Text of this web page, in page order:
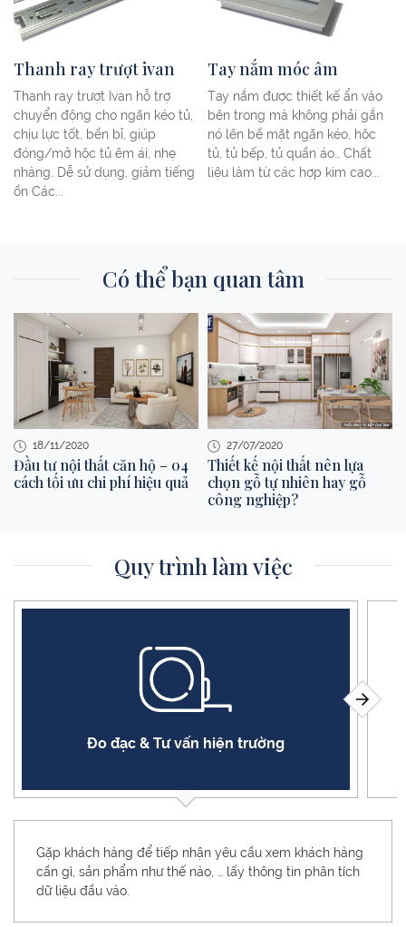
Thanh ray trượt ivan
Thanh ray trượt Ivan hỗ trợ
chuyển động cho ngăn kéo tủ,
chịu lực tốt, bền bỉ, giúp
đóng/mở hộc tủ êm ái, nhẹ
nhàng. Dễ sử dụng, giảm tiếng
ồn Các...
Tay nắm móc âm
Tay nắm được thiết kế ẩn vào
bên trong mà không phải gắn
nó lên bề mặt ngăn kéo, hộc
tủ, tủ bếp, tủ quần áo… Chất
liệu làm từ các hợp kim cao...
Có thể bạn quan tâm
18/11/2020
Đầu tư nội thất căn hộ – 04
cách tối ưu chi phí hiệu quả
27/07/2020
Thiết kế nội thất nên lựa
chọn gỗ tự nhiên hay gỗ
công nghiệp?
Quy trình làm việc
Đo đạc & Tư vấn hiện trường
Gặp khách hàng để tiếp nhận yêu cầu xem khách hàng
cần gì, sản phẩm như thế nào, … lấy thông tin phân tích
dữ liệu đầu vào.